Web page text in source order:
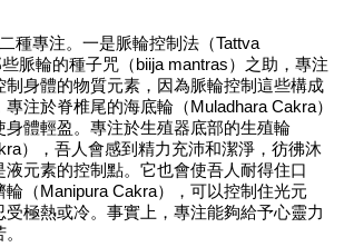
種專注。一是脈輪控制法（Tattva
脈輪的種子咒（biija mantras）之助，專注
制身體的物質元素，因為脈輪控制這些構成
注於脊椎尾的海底輪（Muladhara Cakra）
身體輕盈。專注於生殖器底部的生殖輪
），吾人會感到精力充沛和潔淨，彷彿沐
元素的控制點。它也會使吾人耐得住口
（Manipura Cakra），可以控制住光元
極熱或冷。事實上，專注能夠給予心靈力